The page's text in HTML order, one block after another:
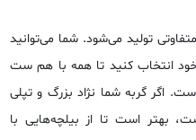
تولید می‌شود. شما می‌توانید
خود انتخاب کنید تا همه با هم ست
اگر گربه شما نژاد بزرگ و تپلی
بهتر است تا از بیلچه‌هایی با